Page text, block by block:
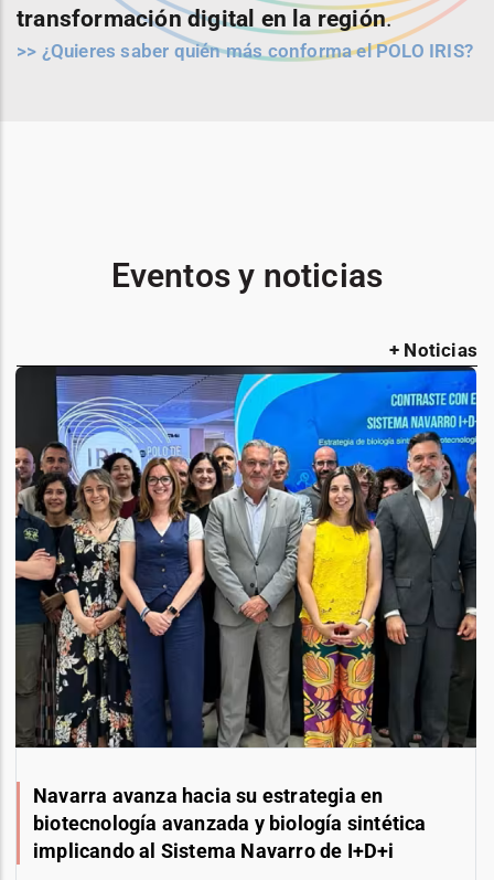
transformación digital en la región.
>> ¿Quieres saber quién más conforma el POLO IRIS?
Eventos y noticias
+ Noticias
Navarra avanza hacia su estrategia en
biotecnología avanzada y biología sintética
implicando al Sistema Navarro de I+D+i